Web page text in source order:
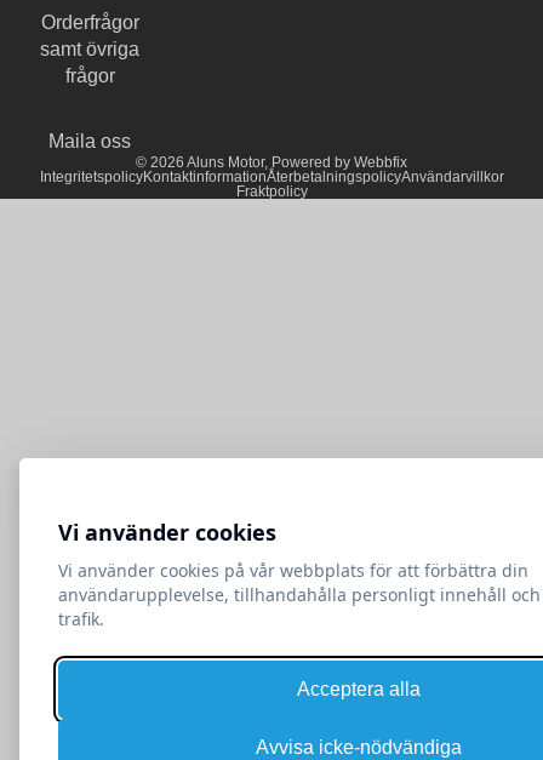
Vi använder cookies
Vi använder cookies på vår webbplats för att förbättra din
användarupplevelse, tillhandahålla personligt innehåll
trafik.
Acceptera alla
Avvisa icke-nödvändiga
Orderfrågor
samt övriga
frågor
Maila oss
© 2026 Aluns Motor, Powered by Webbfix
IntegritetspolicyKontaktinformationÅterbetalningspolicyAnvändarvillkor
Fraktpolicy